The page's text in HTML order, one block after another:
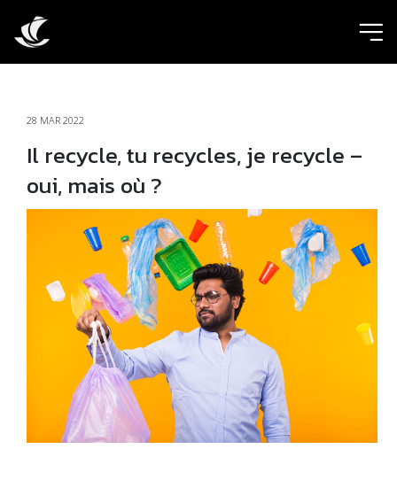
28 MAR 2022
Il recycle, tu recycles, je recycle –
oui, mais où ?